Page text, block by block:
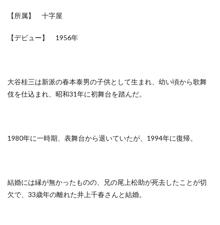
【所属】 十字屋
【デビュー】 1956年
大谷桂三は新派の春本泰男の子供として生まれ、幼い頃から歌舞
伎を仕込まれ、昭和31年に初舞台を踏んだ。
1980年に一時期、表舞台から退いていたが、1994年に復帰。
結婚には縁が無かったものの、兄の尾上松助が死去したことが切
欠で、33歳年の離れた井上千春さんと結婚。